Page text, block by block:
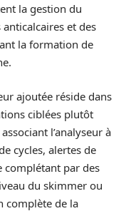
la gestion du
et des
la formation de
ajoutée réside dans
ciblées plutôt
l’analyseur à
cycles, alertes de
complétant par des
du skimmer ou
complète de la